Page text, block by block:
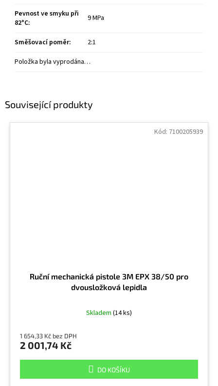
Související produkty
Ruční mechanická pistole 3M EPX 38/50 pro
dvousložková lepidla
Skladem (14 ks)
1 654,33 Kč bez DPH
2 001,74 Kč
DO KOŠÍKU
Kód: 7100205939
Pevnost ve smyku při
82°C: 9 MPa
Směšovací poměr:
2:1
Položka byla vyprodána…